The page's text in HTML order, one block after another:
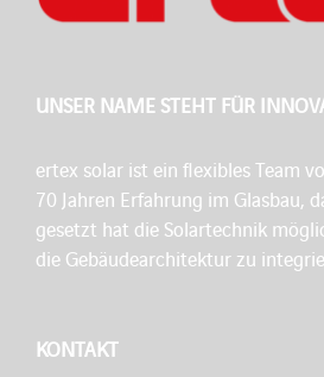
UNSER NAME STEHT FÜR
ertex solar ist ein flexibles Team
70 Jahren Erfahrung im Glasbau,
gesetzt hat die Solartechnik
die Gebäudearchitektur zu
KONTAKT